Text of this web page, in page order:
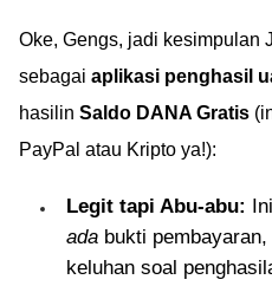
Oke, Gengs, jadi kesimpulan
sebagai aplikasi penghasil
hasilin Saldo DANA Gratis
PayPal atau Kripto ya!):
Legit tapi Abu-abu:
ada bukti
keluhan soal